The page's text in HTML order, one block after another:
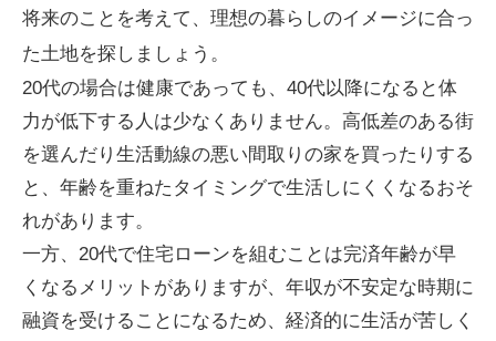
将来のことを考えて、理想の暮らしのイメージに合っ
た土地を探しましょう。
20代の場合は健康であっても、40代以降になると体
力が低下する人は少なくありません。高低差のある街
を選んだり生活動線の悪い間取りの家を買ったりする
と、年齢を重ねたタイミングで生活しにくくなるおそ
れがあります。
一方、20代で住宅ローンを組むことは完済年齢が早
くなるメリットがありますが、年収が不安定な時期に
融資を受けることになるため、経済的に生活が苦しく